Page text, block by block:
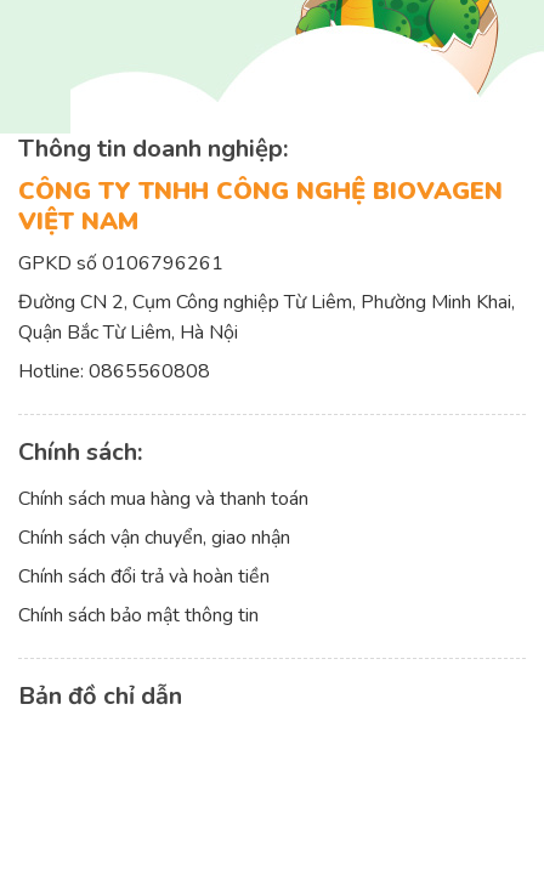
Thông tin doanh nghiệp:
CÔNG TY TNHH CÔNG NGHỆ BIOVAGEN
VIỆT NAM
GPKD số 0106796261
Đường CN 2, Cụm Công nghiệp Từ Liêm, Phường Minh Khai,
Quận Bắc Từ Liêm, Hà Nội
Hotline: 0865560808
Chính sách:
Chính sách mua hàng và thanh toán
Chính sách vận chuyển, giao nhận
Chính sách đổi trả và hoàn tiền
Chính sách bảo mật thông tin
Bản đồ chỉ dẫn